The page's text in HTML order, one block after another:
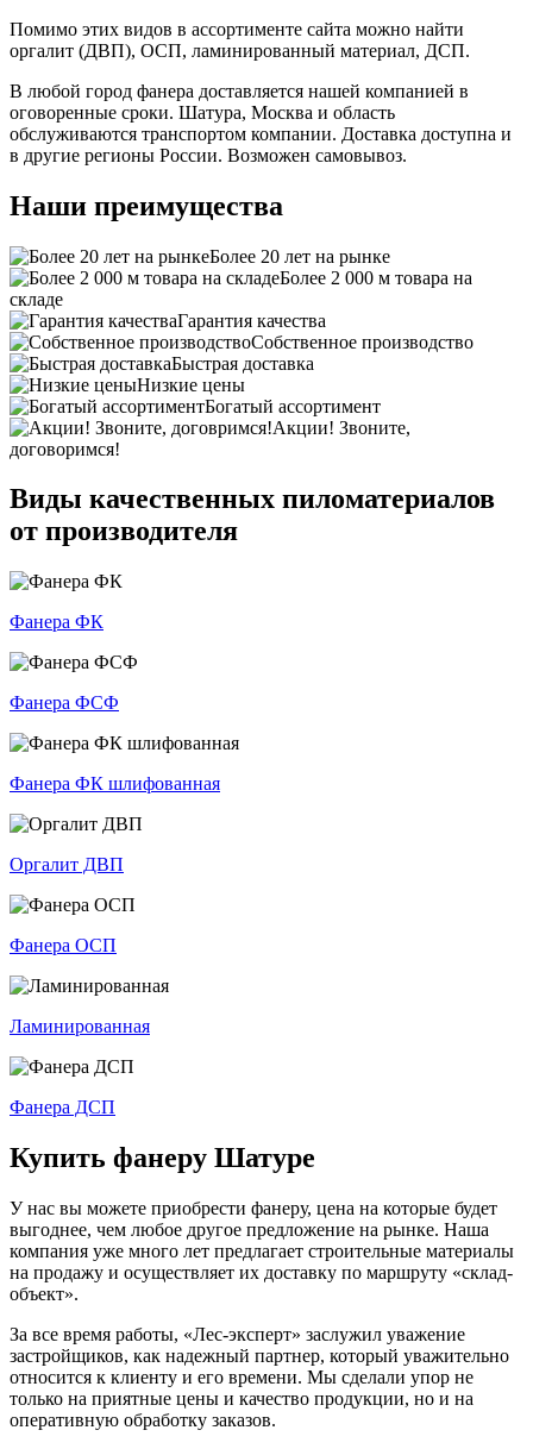
Помимо этих видов в ассортименте сайта можно найти
оргалит (ДВП), ОСП, ламинированный материал, ДСП.
В любой город фанера доставляется нашей компанией в
оговоренные сроки. Шатура, Москва и область
обслуживаются транспортом компании. Доставка доступна и
в другие регионы России. Возможен самовывоз.
Наши преимущества
Более 20 лет на рынке
Более 2 000 м товара на
складе
Гарантия качества
Собственное производство
Быстрая доставка
Низкие цены
Богатый ассортимент
Акции! Звоните,
договоримся!
Виды качественных пиломатериалов
от производителя
Фанера ФК
Фанера ФСФ
Фанера ФК шлифованная
Оргалит ДВП
Фанера ОСП
Ламинированная
Фанера ДСП
Купить фанеру Шатуре
У нас вы можете приобрести фанеру, цена на которые будет
выгоднее, чем любое другое предложение на рынке. Наша
компания уже много лет предлагает строительные материалы
на продажу и осуществляет их доставку по маршруту «склад-
объект».
За все время работы, «Лес-эксперт» заслужил уважение
застройщиков, как надежный партнер, который уважительно
относится к клиенту и его времени. Мы сделали упор не
только на приятные цены и качество продукции, но и на
оперативную обработку заказов.